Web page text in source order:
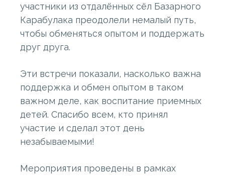
участники из отдалённых сёл Базарного
Карабулака преодолели немалый путь,
чтобы обменяться опытом и поддержать
друг друга.
Эти встречи показали, насколько важна
поддержка и обмен опытом в таком
важном деле, как воспитание приемных
детей. Спасибо всем, кто принял
участие и сделал этот день
незабываемыми!
Мероприятия проведены в рамках